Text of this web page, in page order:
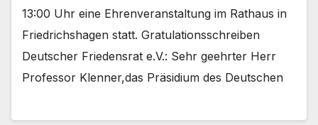
13:00 Uhr eine Ehrenveranstaltung im Rathaus in
Friedrichshagen statt. Gratulationsschreiben
Deutscher Friedensrat e.V.: Sehr geehrter Herr
Professor Klenner,das Präsidium des Deutschen